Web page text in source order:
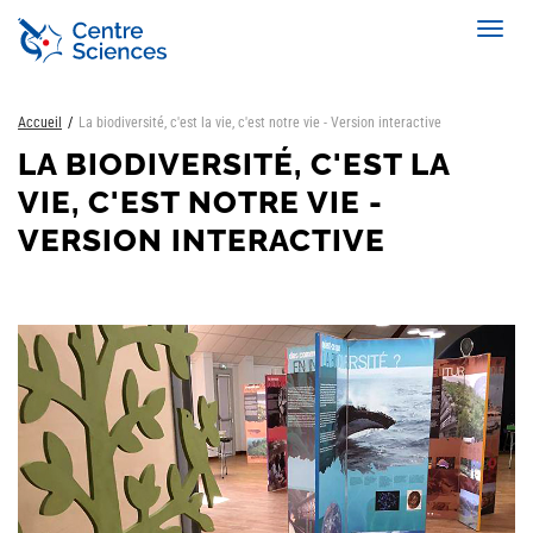
Aller
contenu
Accueil La biodiversité, c'est la vie, c'est notre vie - Version interactive
LA BIODIVERSITÉ, C'EST LA
VIE, C'EST NOTRE VIE -
VERSION INTERACTIVE